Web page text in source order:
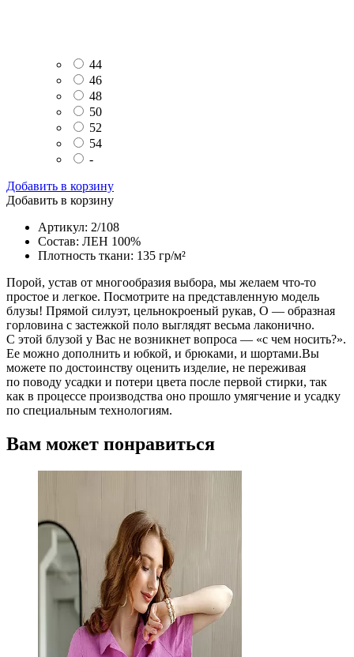
44
46
48
50
52
54
-
Добавить в корзину
Добавить в корзину
Артикул: 2/108
Состав: ЛЕН 100%
Плотность ткани: 135 гр/м²
Порой, устав от многообразия выбора, мы желаем что-то
простое и легкое. Посмотрите на представленную модель
блузы! Прямой силуэт, цельнокроеный рукав, О — образная
горловина с застежкой поло выглядят весьма лаконично.
С этой блузой у Вас не возникнет вопроса — «с чем носить?».
Ее можно дополнить и юбкой, и брюками, и шортами.Вы
можете по достоинству оценить изделие, не переживая
по поводу усадки и потери цвета после первой стирки, так
как в процессе производства оно прошло умягчение и усадку
по специальным технологиям.
Вам может понравиться